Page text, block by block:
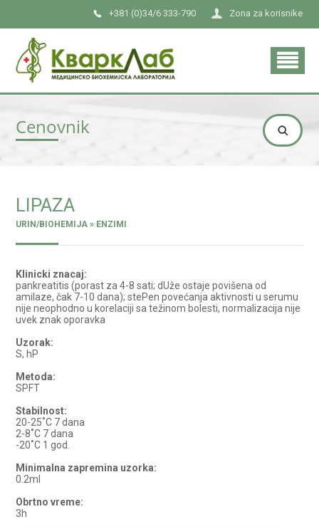
Zona za korisnike
+381 (0)34/6 333-790
Cenovnik
LIPAZA
URIN/BIOHEMIJA » ENZIMI
Klinicki znacaj:
pankreatitis (porast za 4-8 sati; dUže ostaje povišena od
amilaze, čak 7-10 dana); stePen povećanja aktivnosti u serumu
nije neophodno u korelaciji sa težinom bolesti, normalizacija nije
uvek znak oporavka
Uzorak:
S, hP
Metoda:
SPFT
Stabilnost:
20-25˚C 7 dana
2-8˚C 7 dana
-20˚C 1 god.
Minimalna zapremina uzorka:
0.2ml
Obrtno vreme:
3h